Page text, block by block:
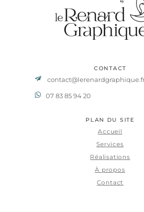
CONTACT
07 83 85 94 20
PLAN DU SITE
Accueil
Services
Réalisations
À propos
Contact